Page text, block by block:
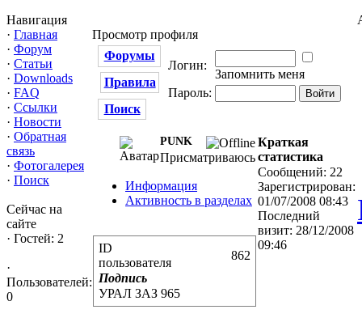
Навигация
· Главная
· Форум
· Статьи
· Downloads
· FAQ
· Ссылки
· Новости
· Обратная
связь
· Фотогалерея
· Поиск
Сейчас на
сайте
· Гостей: 2
·
Пользователей:
0
Просмотр профиля
Форумы
Правила
Поиск
Логин:
Запомнить меня
Пароль:
PUNK
Присматриваюсь
Информация
Активность в разделах
ID
пользователя
862
Подпись
УРАЛ ЗАЗ 965
Краткая
статистика
Сообщений: 22
Зарегистрирован:
01/07/2008 08:43
Последний
визит: 28/12/2008
09:46